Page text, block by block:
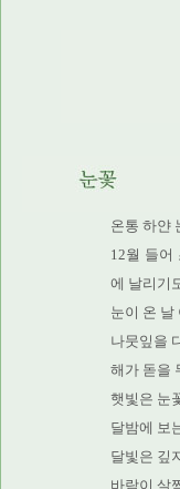
온통 하얀
12월 들어
에 날리기
눈이 온 날
나뭇잎을
해가 돋을
햇빛은 눈
달밤에 보
달빛은 깊
바람이 살